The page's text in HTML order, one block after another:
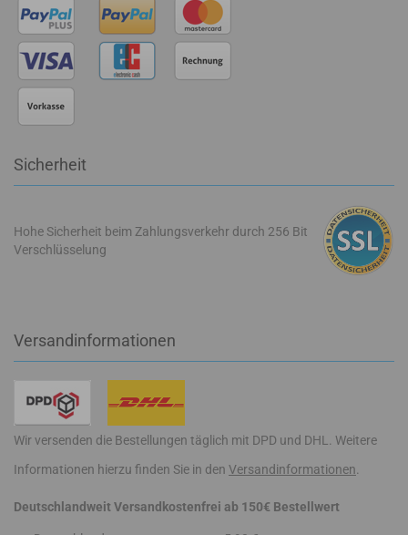
Sicherheit
Hohe Sicherheit beim Zahlungsverkehr durch 256 Bit
Verschlüsselung
Versandinformationen
Wir versenden die Bestellungen täglich mit DPD und DHL. Weitere
Informationen hierzu finden Sie in den Versandinformationen
Deutschlandweit Versandkostenfrei ab 150€ Bestellwert